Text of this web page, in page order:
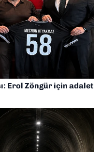
Erol Zöngür için adalet